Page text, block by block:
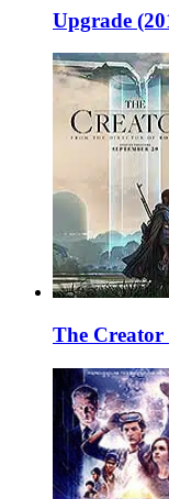
Upgrade
The Creator